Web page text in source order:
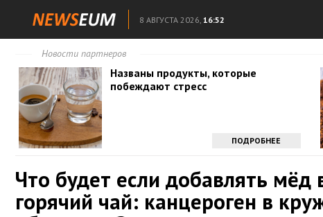
8 АВГУСТА 2026, 16:52
Новости партнеров
Названы продукты, которые
побеждают стресс
ПОДРОБНЕЕ
Что будет если добавлять мёд
горячий чай: канцероген в